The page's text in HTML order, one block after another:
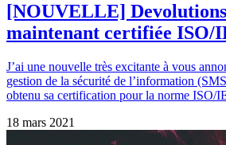
[NOUVELLE]
maintenant certifiée ISO/
J’ai une nouvelle très excitante à vous
gestion de la sécurité de l’information
obtenu sa certification pour la norme ISO/
18 mars 2021